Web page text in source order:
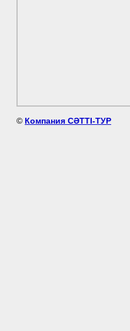
© Компания СӘТТІ-ТУР